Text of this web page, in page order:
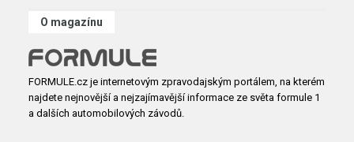
O magazínu
FORMULE.cz je internetovým zpravodajským portálem, na kterém
najdete nejnovější a nejzajímavější informace ze světa formule 1
a dalších automobilových závodů.